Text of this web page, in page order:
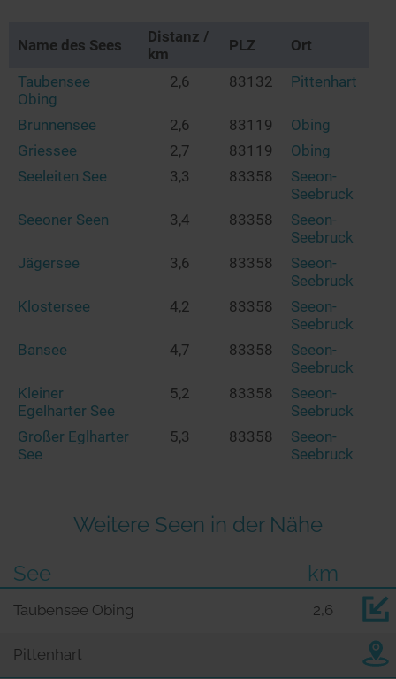
Name des Sees
Distanz /
km
PLZ Ort
Taubensee
Obing
2,6 83132 Pittenhart
Brunnensee 2,6 83119
Obing
Griessee
2,7 83119
Obing
Seeleiten See
3,3 83358
Seeon-
Seebruck
Seeoner Seen
3,4 83358
Seeon-
Seebruck
Jägersee
3,6 83358
Seeon-
Seebruck
Klostersee
4,2 83358
Seeon-
Seebruck
Bansee
4,7 83358
Seeon-
Seebruck
Kleiner
Egelharter See
5,2 83358
Seeon-
Seebruck
Großer Eglharter
See
5,3 83358
Seeon-
Seebruck
Weitere Seen in der Nähe
See
km
Taubensee Obing 2,6
Pittenhart